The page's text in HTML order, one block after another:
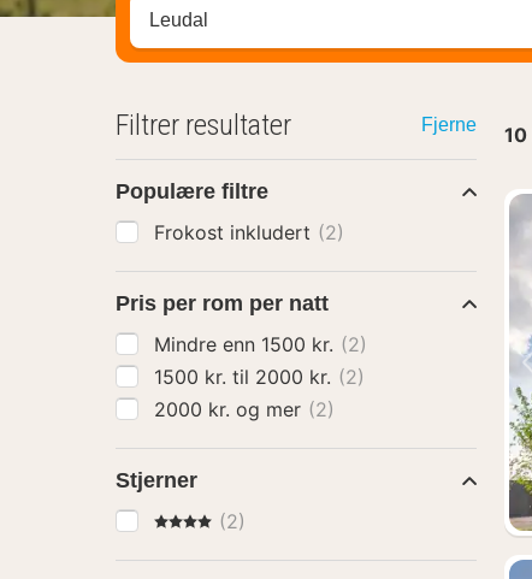
Søk hotell, region eller by
10
Filtrer resultater Fjerne
Populære filtre
Frokost inkludert (2)
Pris per rom per natt
Mindre enn 1500 kr. (2)
1500 kr. til 2000 kr. (2)
2000 kr. og mer (2)
Stjerner
4 Stjerner
(2)